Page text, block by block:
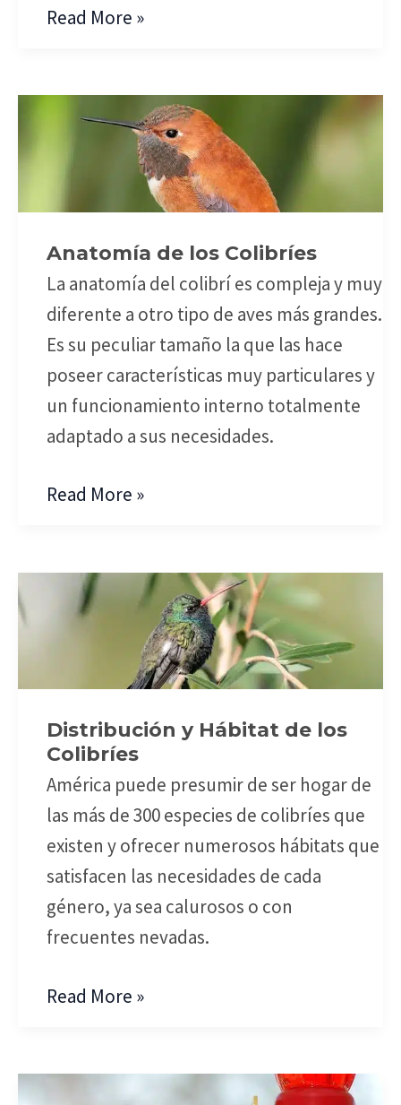
Read More »
Anatomía de los Colibríes
La anatomía del colibrí es compleja y muy
diferente a otro tipo de aves más grandes.
Es su peculiar tamaño la que las hace
poseer características muy particulares y
un funcionamiento interno totalmente
adaptado a sus necesidades.
Read More »
Distribución y Hábitat de los
Colibríes
América puede presumir de ser hogar de
las más de 300 especies de colibríes que
existen y ofrecer numerosos hábitats que
satisfacen las necesidades de cada
género, ya sea calurosos o con
frecuentes nevadas.
Distribución
Colibríes
Read More »